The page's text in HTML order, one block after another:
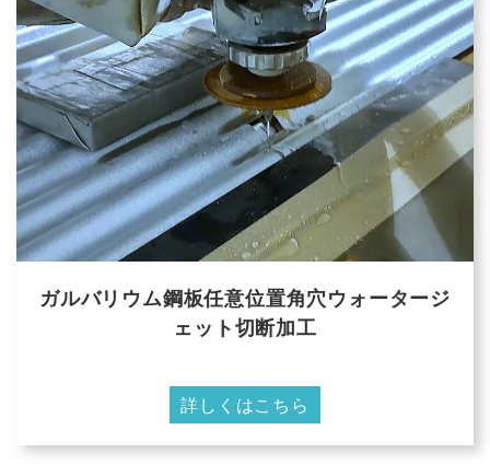
ガルバリウム鋼板任意位置角穴ウォータージ
ェット切断加工
詳しくはこちら